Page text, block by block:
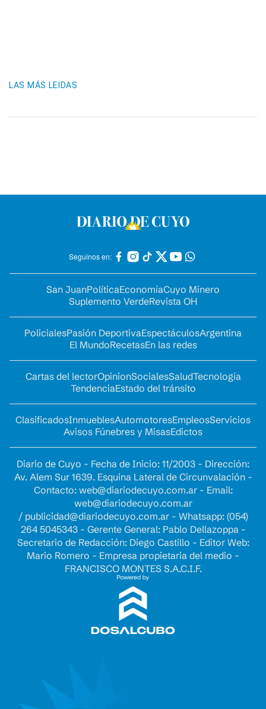
LAS MÁS LEIDAS
Seguinos en:
San JuanPolíticaEconomíaCuyo Minero
Suplemento VerdeRevista OH
PolicialesPasión DeportivaEspectáculosArgentina
El MundoRecetasEn las redes
Cartas del lectorOpinionSocialesSaludTecnología
TendenciaEstado del tránsito
ClasificadosInmueblesAutomotoresEmpleosServicios
Avisos Fúnebres y MisasEdictos
Diario de Cuyo - Fecha de Inicio: 11/2003 - Dirección:
Av. Alem Sur 1639. Esquina Lateral de Circunvalación -
Contacto: web@diariodecuyo.com.ar- Email:
web@diariodecuyo.com.ar
/ publicidad@diariodecuyo.com.ar- Whatsapp: (054)
264 5045343 - Gerente General: Pablo Dellazoppa -
Secretario de Redacción: Diego Castillo - Editor Web:
Mario Romero - Empresa propietaria del medio -
FRANCISCO MONTES S.A.C.I.F.